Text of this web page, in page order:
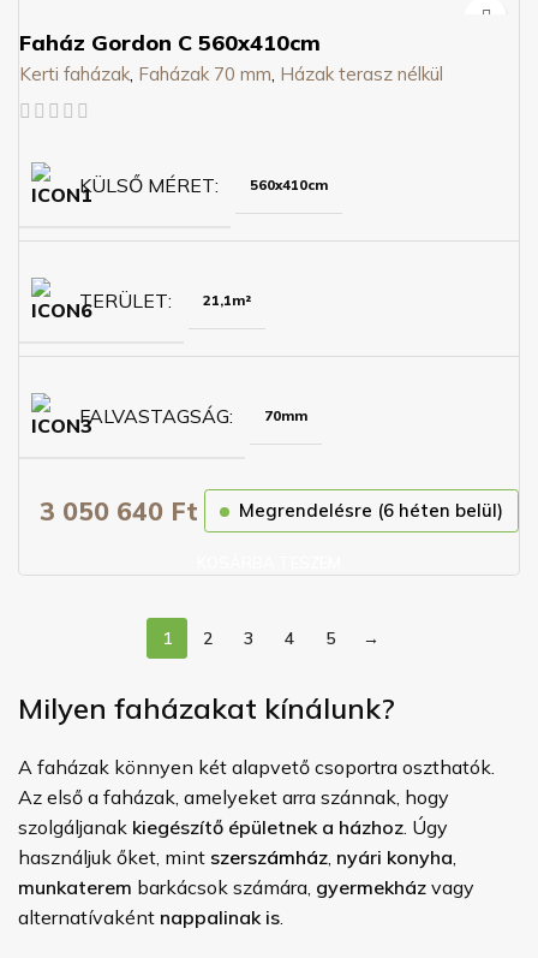
Faház Gordon C 560x410cm
Kerti faházak Faházak 70 mm Házak terasz nélkül
KÜLSŐ MÉRET 560x410cm
TERÜLET 21,1m²
FALVASTAGSÁG 70mm
3 050 640 Ft Megrendelésre (6 héten belül)
1 2 3 4 5 →
Milyen faházakat kínálunk?
A faházak könnyen két alapvető csoportra oszthatók.
Az első a faházak, amelyeket arra szánnak, hogy
szolgáljanak kiegészítő épületnek a házhoz. Úgy
használjuk őket, mint szerszámház, nyári konyha,
munkaterem barkácsok számára, gyermekház vagy
alternatívaként nappalinak is.